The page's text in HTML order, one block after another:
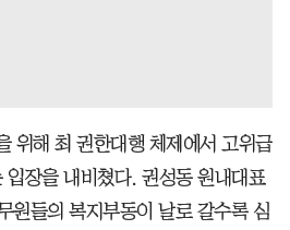
위해 최 권한대행 체제에서 고위급
입장을 내비쳤다. 권성동 원내대표
원들의 복지부동이 날로 갈수록 심